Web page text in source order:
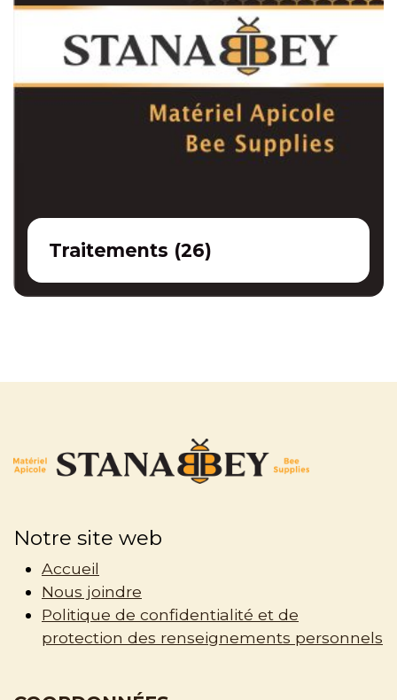
Traitements (26)
Notre site web
Accueil
Nous joindre
Politique de confidentialité et de
protection des renseignements personnels